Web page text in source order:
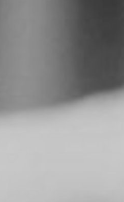
TOCA
NUESTRA HISTORIA